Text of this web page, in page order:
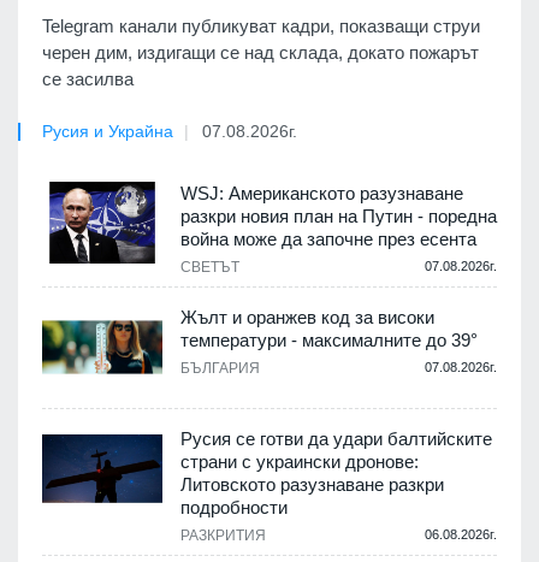
Telegram канали публикуват кадри, показващи струи
черен дим, издигащи се над склада, докато пожарът
се засилва
Русия и Украйна 07.08.2026г.
WSJ: Американското разузнаване
разкри новия план на Путин - поредна
война може да започне през есента
СВЕТЪТ 07.08.2026г.
Жълт и оранжев код за високи
температури - максималните до 39°
БЪЛГАРИЯ 07.08.2026г.
Русия се готви да удари балтийските
страни с украински дронове:
Литовското разузнаване разкри
подробности
РАЗКРИТИЯ 06.08.2026г.